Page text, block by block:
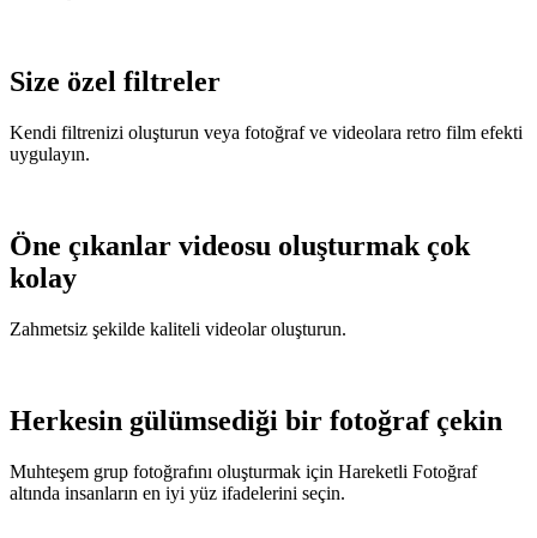
Size özel filtreler
Kendi filtrenizi oluşturun veya fotoğraf ve videolara retro film efekti
uygulayın.
Öne çıkanlar videosu oluşturmak çok
kolay
Zahmetsiz şekilde kaliteli videolar oluşturun.
Herkesin gülümsediği bir fotoğraf çekin
Muhteşem grup fotoğrafını oluşturmak için Hareketli Fotoğraf
altında insanların en iyi yüz ifadelerini seçin.